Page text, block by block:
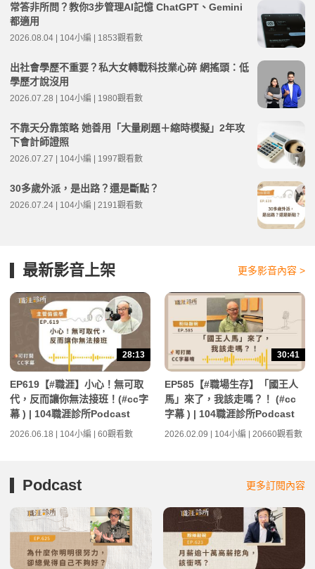
常答非所問？教你3步管理AI記憶 ChatGPT、Gemini
都適用
2026.08.04 | 104小編 | 1853觀看數
出社會學歷不重要？私大女轉戰科技業心碎 網搖頭：低
學歷才說沒用
2026.07.28 | 104小編 | 1980觀看數
不靠天分靠策略 她善用「大量刷題＋縮時模擬」2年攻
下會計師證照
2026.07.27 | 104小編 | 1997觀看數
30多歲外派，是出路？還是斷點？
2026.07.24 | 104小編 | 2191觀看數
最新影音上架 更多影音內容 >
28:13
EP619【#職涯】小心！無可取
代，反而讓你無法接班！(#cc字
幕 ) | 104職涯診所Podcast
2026.06.18 | 104小編 | 60觀看數
30:41
EP585【#職場生存】「國王人
馬」來了，我該走嗎？！ (#cc
字幕 ) | 104職涯診所Podcast
2026.02.09 | 104小編 | 20660觀看數
Podcast 更多訂閱內容